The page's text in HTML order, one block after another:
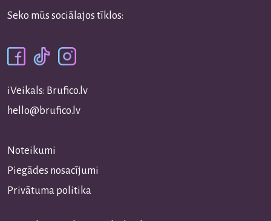
Seko mūs sociālajos tīklos:
iVeikals: Brufico.lv
hello@brufico.lv
Noteikumi
Piegādes nosacījumi
Privātuma politika